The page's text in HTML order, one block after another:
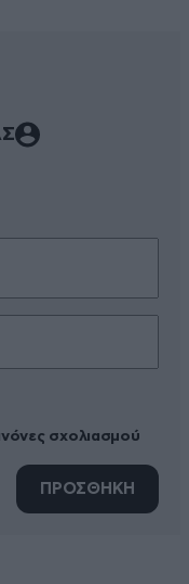
σχολιασμού
ΠΡΟΣΘΗΚΗ